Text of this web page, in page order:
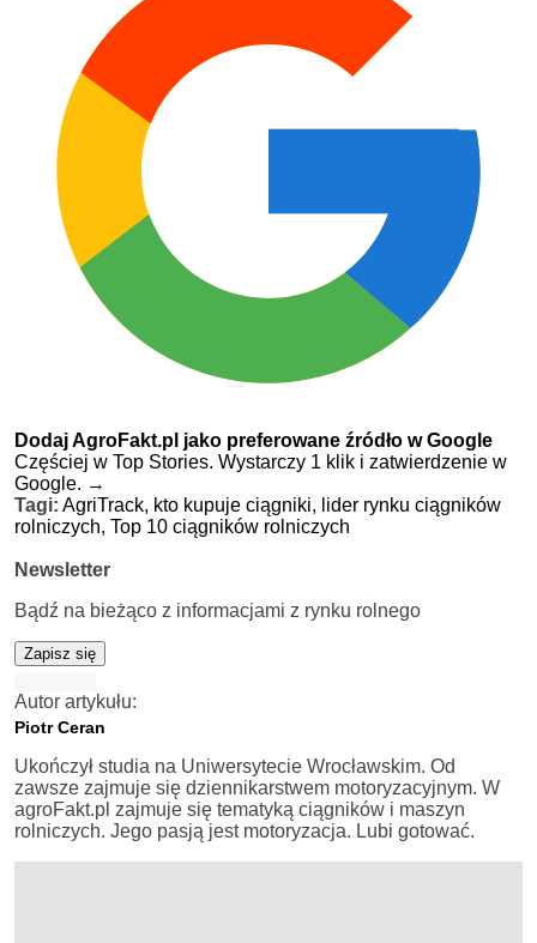
Dodaj AgroFakt.pl jako preferowane źródło w Google
Częściej w Top Stories. Wystarczy 1 klik i zatwierdzenie w
Google. →
Tagi: AgriTrack, kto kupuje ciągniki, lider rynku ciągników
rolniczych, Top 10 ciągników rolniczych
Newsletter
Bądź na bieżąco z informacjami z rynku rolnego
Zapisz się
Autor artykułu:
Piotr Ceran
Ukończył studia na Uniwersytecie Wrocławskim. Od
zawsze zajmuje się dziennikarstwem motoryzacyjnym. W
agroFakt.pl zajmuje się tematyką ciągników i maszyn
rolniczych. Jego pasją jest motoryzacja. Lubi gotować.